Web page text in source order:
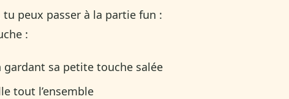
peux passer à la partie fun :
:
sa petite touche salée
tout l’ensemble